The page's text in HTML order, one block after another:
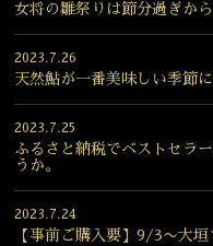
女将の雛祭りは節分過ぎから
2023.7.26
天然鮎が一番美味しい季節
2023.7.25
ふるさと納税でベストセラ
うか。
2023.7.24
【事前ご購入要】9/3〜大